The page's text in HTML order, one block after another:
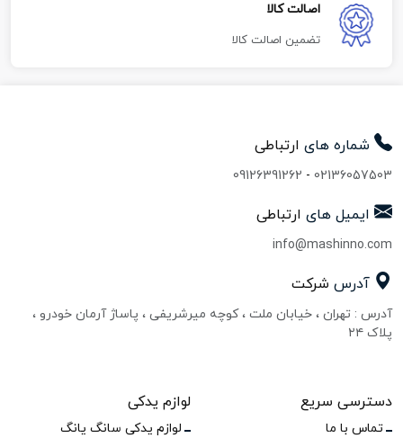
اصالت کالا
تضمین اصالت کالا
شماره های ارتباطی
02136057503
-
09126391262
ایمیل های ارتباطی
info@mashinno.com
آدرس شرکت
آدرس : تهران ، خیابان ملت ، کوچه میرشریفی ، پاساژ آرمان خودرو ،
پلاک ۲۴
دسترسی سریع
تماس با ما
لوازم یدکی
لوازم یدکی سانگ یانگ